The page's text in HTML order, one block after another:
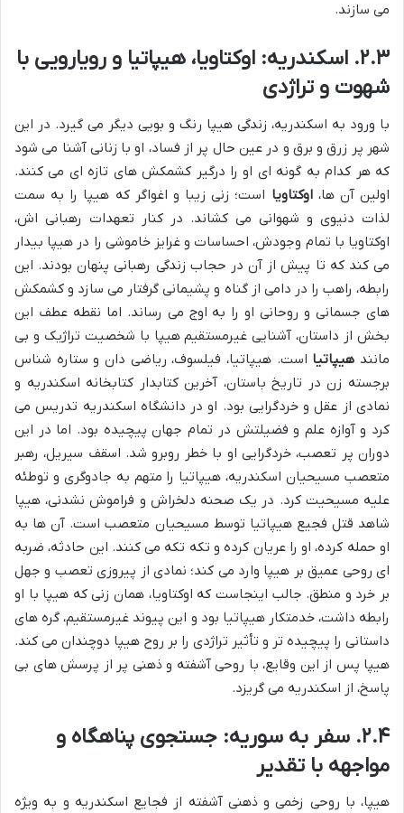
می سازند.
۲.۳. اسکندریه: اوکتاویا، هیپاتیا و رویارویی با
شهوت و تراژدی
با ورود به اسکندریه، زندگی هیپا رنگ و بویی دیگر می گیرد. در این
شهر پر زرق و برق و در عین حال پر از فساد، او با زنانی آشنا می شود
که هر کدام به گونه ای او را درگیر کشمکش های تازه ای می کنند.
اولین آن ها،اوکتاویا است؛ زنی زیبا و اغواگر که هیپا را به سمت
لذات دنیوی و شهوانی می کشاند. در کنار تعهدات رهبانی اش،
اوکتاویا با تمام وجودش، احساسات و غرایز خاموشی را در هیپا بیدار
می کند که تا پیش از آن در حجاب زندگی رهبانی پنهان بودند. این
رابطه، راهب را در دامی از گناه و پشیمانی گرفتار می سازد و کشمکش
های جسمانی و روحانی او را به اوج می رساند. اما نقطه عطف این
بخش از داستان، آشنایی غیرمستقیم هیپا با شخصیت تراژیک و بی
مانند هیپاتیا است. هیپاتیا، فیلسوف، ریاضی دان و ستاره شناس
برجسته زن در تاریخ باستان، آخرین کتابدار کتابخانه اسکندریه و
نمادی از عقل و خردگرایی بود. او در دانشگاه اسکندریه تدریس می
کرد و آوازه علم و فضیلتش در تمام جهان پیچیده بود. اما در این
دوران پر تعصب، خردگرایی او با خطر روبرو شد. اسقف سیریل، رهبر
متعصب مسیحیان اسکندریه، هیپاتیا را متهم به جادوگری و توطئه
علیه مسیحیت کرد. در یک صحنه دلخراش و فراموش نشدنی، هیپا
شاهد قتل فجیع هیپاتیا توسط مسیحیان متعصب است. آن ها به
او حمله کرده، او را عریان کرده و تکه تکه می کنند. این حادثه، ضربه
ای روحی عمیق بر هیپا وارد می کند؛ نمادی از پیروزی تعصب و جهل
بر خرد و منطق. جالب اینجاست که اوکتاویا، همان زنی که هیپا با او
رابطه داشت، خدمتکار هیپاتیا بود و این پیوند غیرمستقیم، گره های
داستانی را پیچیده تر و تأثیر تراژدی را بر روح هیپا دوچندان می کند.
هیپا پس از این وقایع، با روحی آشفته و ذهنی پر از پرسش های بی
پاسخ، از اسکندریه می گریزد.
۲.۴. سفر به سوریه: جستجوی پناهگاه و
مواجهه با تقدیر
هیپا، با روحی زخمی و ذهنی آشفته از فجایع اسکندریه و به ویژه